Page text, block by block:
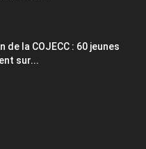
de la COJECC : 60 jeunes
sur...